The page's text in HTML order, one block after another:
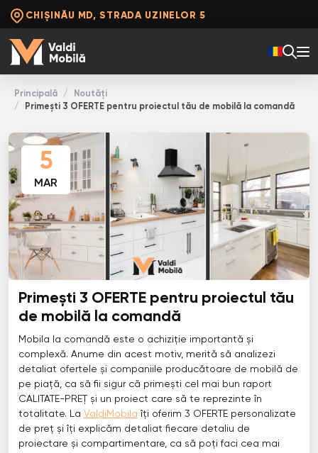
CHIȘINĂU MD, STRADA UZINELOR 5
Principală
Noutăți
Primești 3 OFERTE pentru proiectul tău de mobilă la comandă
5
MAR
Primești 3 OFERTE pentru proiectul tău
de mobilă la comandă
Mobila la comandă este o achiziție importantă și
complexă. Anume din acest motiv, merită să analizezi
detaliat ofertele și companiile producătoare de mobilă de
pe piață, ca să fii sigur că primești cel mai bun raport
CALITATE-PREȚ și un proiect care să te reprezinte în
totalitate. La ValdiMobila îți oferim 3 OFERTE personalizate
de preț și îți explicăm detaliat fiecare detaliu de
proiectare și compartimentare, ca să poți faci cea mai